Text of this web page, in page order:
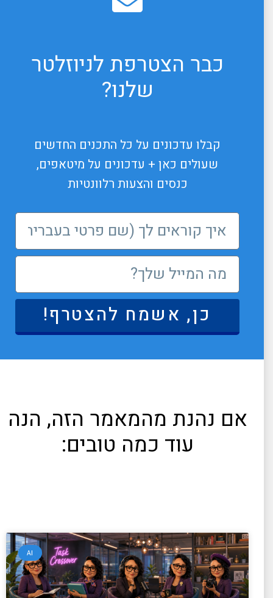
כבר הצטרפת לניוזלטר
שלנו?
קבלו עדכונים על כל התכנים החדשים
שעולים כאן + עדכונים על מיטאפים,
כנסים והצעות רלוונטיות
כן, אשמח להצטרף!
אם נהנת מהמאמר הזה, הנה
עוד כמה טובים:
AI